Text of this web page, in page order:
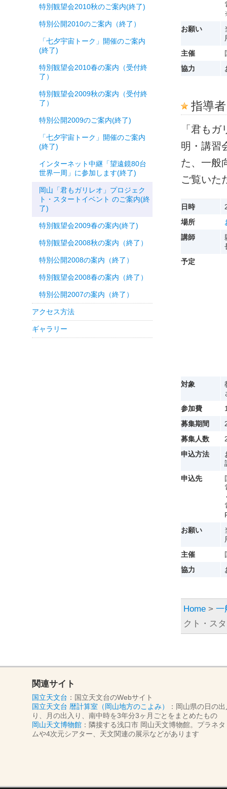
お願い
主催
協力
指導
「君も
明・講習
た、一般
ご覧いた
日時
場所
講師
予定
対象
参加費
募集期間
募集人数
申込方法
申込先
お願い
主催
協力
Home > 一
クト・ス
特別観望会2010秋のご案内(終了)
特別公開2010のご案内（終了）
「七夕宇宙トーク」開催のご案内
(終了)
特別観望会2010春の案内（受付終
了）
特別観望会2009秋の案内（受付終
了）
特別公開2009のご案内(終了)
「七夕宇宙トーク」開催のご案内
(終了)
インターネット中継「望遠鏡80台
世界一周」に参加します(終了)
岡山「君もガリレオ」プロジェク
ト・スタートイベント のご案内(終
了)
特別観望会2009春の案内(終了)
特別観望会2008秋の案内（終了）
特別公開2008の案内（終了）
特別観望会2008春の案内（終了）
特別公開2007の案内（終了）
アクセス方法
ギャラリー
関連サイト
国立天文台 ：国立天文台のWebサイト
国立天文台 暦計算室（岡山地方のこよみ）
：岡山県の日の
り、月の出入り、南中時を3年分3ヶ月ごとをまとめたもの
岡山天文博物館 ：隣接する浅口市 岡山天文博物館。プラネタ
ムや4次元シアター、天文関連の展示などがあります